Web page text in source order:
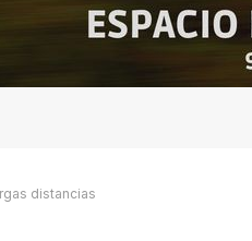
distancias